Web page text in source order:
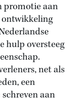
promotie aan
hulp oversteeg
net als
een
aan